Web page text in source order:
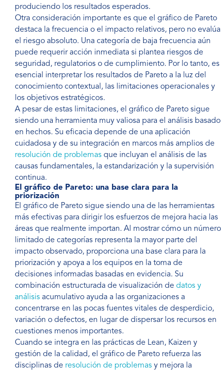
produciendo los resultados esperados.
Otra consideración importante es que el gráfico de Pareto
destaca la frecuencia o el impacto relativos, pero no evalúa
el riesgo absoluto. Una categoría de baja frecuencia aún
puede requerir acción inmediata si plantea riesgos de
seguridad, regulatorios o de cumplimiento. Por lo tanto, es
esencial interpretar los resultados de Pareto a la luz del
conocimiento contextual, las limitaciones operacionales y
los objetivos estratégicos.
A pesar de estas limitaciones, el gráfico de Pareto sigue
siendo una herramienta muy valiosa para el análisis basado
en hechos. Su eficacia depende de una aplicación
cuidadosa y de su integración en marcos más amplios de
resolución de problemas que incluyan el análisis de las
causas fundamentales, la estandarización y la supervisión
continua.
El gráfico de Pareto: una base clara para la
priorización
El gráfico de Pareto sigue siendo una de las herramientas
más efectivas para dirigir los esfuerzos de mejora hacia las
áreas que realmente importan. Al mostrar cómo un número
limitado de categorías representa la mayor parte del
impacto observado, proporciona una base clara para la
priorización y apoya a los equipos en la toma de
decisiones informadas basadas en evidencia. Su
combinación estructurada de visualización de datos y
análisis acumulativo ayuda a las organizaciones a
concentrarse en las pocas fuentes vitales de desperdicio,
variación o defectos, en lugar de dispersar los recursos en
cuestiones menos importantes.
Cuando se integra en las prácticas de Lean, Kaizen y
gestión de la calidad, el gráfico de Pareto refuerza las
disciplinas de resolución de problemas y mejora la